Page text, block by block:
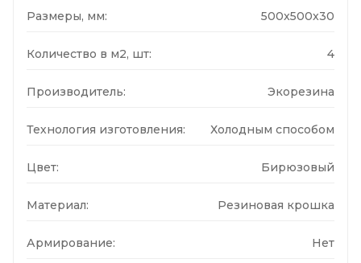
Размеры, мм: 500x500x30
Количество в м2, шт: 4
Производитель: Экорезина
Технология изготовления: Холодным способом
Цвет: Бирюзовый
Материал: Резиновая крошка
Армирование: Нет